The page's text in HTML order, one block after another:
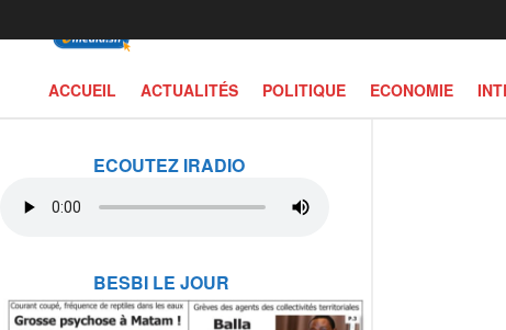
ECOUTEZ IRADIO
BESBI LE JOUR
ACCUEIL ACTUALITÉS POLITIQUE ECONOMIE